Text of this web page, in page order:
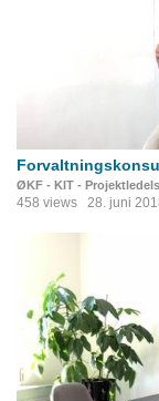
ØKF - KIT -
458 views 28. juni